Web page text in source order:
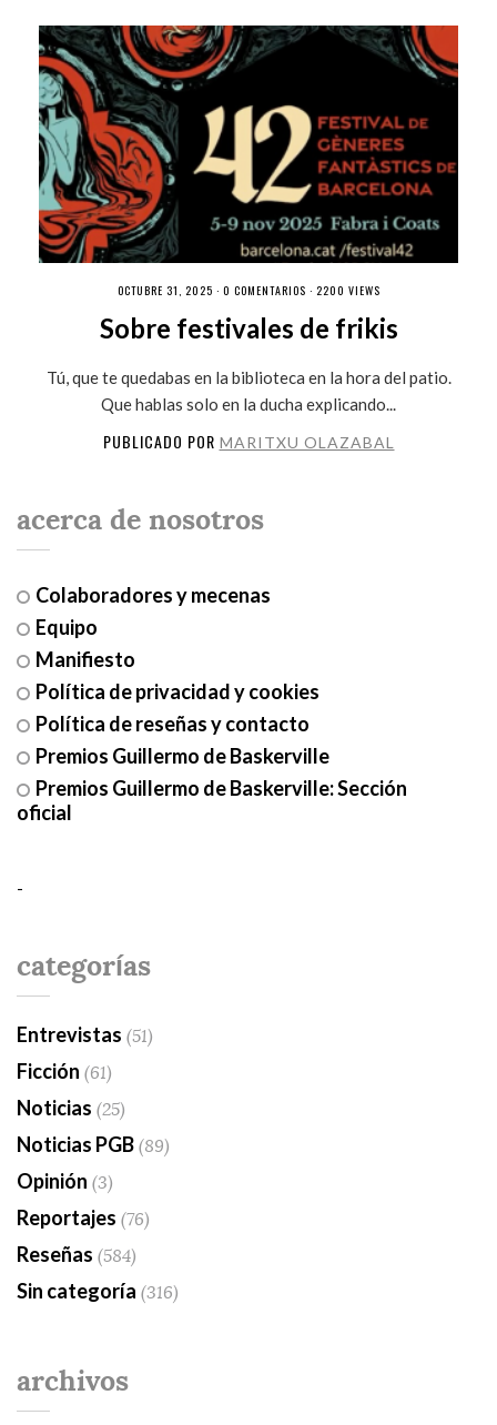
OCTUBRE 31, 2025 · 0 COMENTARIOS · 2200 VIEWS
Sobre festivales de frikis
Tú, que te quedabas en la biblioteca en la hora del patio.
Que hablas solo en la ducha explicando...
PUBLICADO POR MARITXU OLAZABAL
acerca de nosotros
Colaboradores y mecenas
Equipo
Manifiesto
Política de privacidad y cookies
Política de reseñas y contacto
Premios Guillermo de Baskerville
Premios Guillermo de Baskerville: Sección
oficial
-
categorías
Entrevistas (51)
Ficción (61)
Noticias (25)
Noticias PGB(89)
Opinión (3)
Reportajes (76)
Reseñas (584)
Sin categoría (316)
archivos